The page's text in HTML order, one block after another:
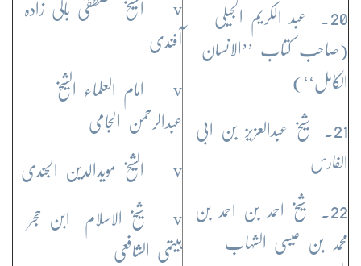
20. عبد الکریم الجیلی
(صاحب کتاب ’’الانسان
الکامل‘‘)
21. شیخ عبدالعزیز بن ابی
الفارس
22. شیخ احمد بن احمد بن
محمد بن عیسی الشہاب
v الشیخ مصطفیٰ بالی زادہ
آفندی
v امام العلماء الشیخ
عبدالرحمن الجامی
v الشیخ مویدالدین الجندی
v شیخ الاسلام ابن حجر
ہیتمی الشافعی